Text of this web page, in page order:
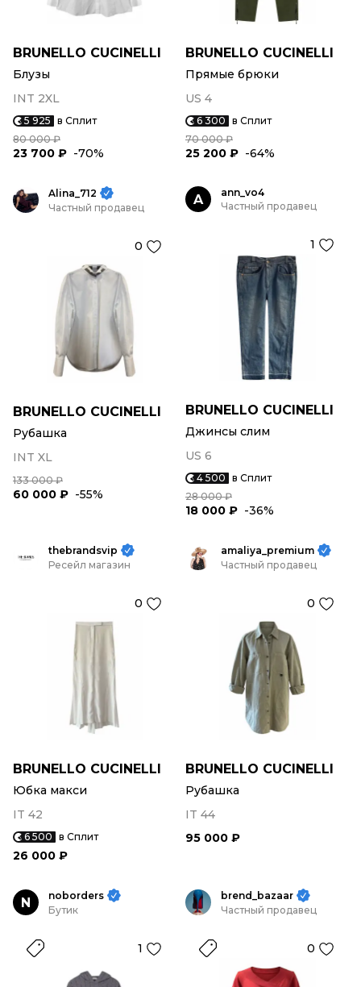
BRUNELLO CUCINELLI
Блузы
INT 2XL
5 925 в Сплит
80 000 ₽
23 700 ₽ -70%
BRUNELLO CUCINELLI
Прямые брюки
US 4
6 300 в Сплит
70 000 ₽
25 200 ₽ -64%
Alina_712
Частный продавец
0
BRUNELLO CUCINELLI
Рубашка
INT XL
133 000 ₽
60 000 ₽ -55%
A
ann_vo4
Частный продавец
1
BRUNELLO CUCINELLI
Джинсы слим
US 6
4 500 в Сплит
28 000 ₽
18 000 ₽ -36%
thebrandsvip
Ресейл магазин
0
BRUNELLO CUCINELLI
Юбка макси
IT 42
6 500 в Сплит
26 000 ₽
amaliya_premium
Частный продавец
0
BRUNELLO CUCINELLI
Рубашка
IT 44
95 000 ₽
N
noborders
Бутик
1
brend_bazaar
Частный продавец
0